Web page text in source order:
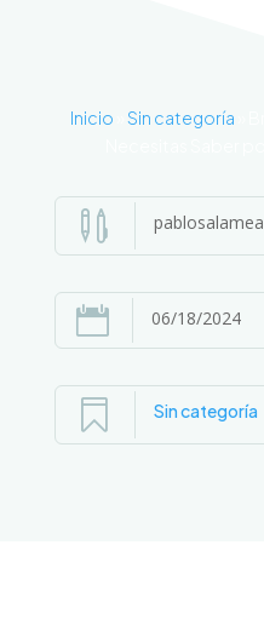
Inicio »Sin categoría
 pablosalamea
 06/18/2024
 Sin categoría